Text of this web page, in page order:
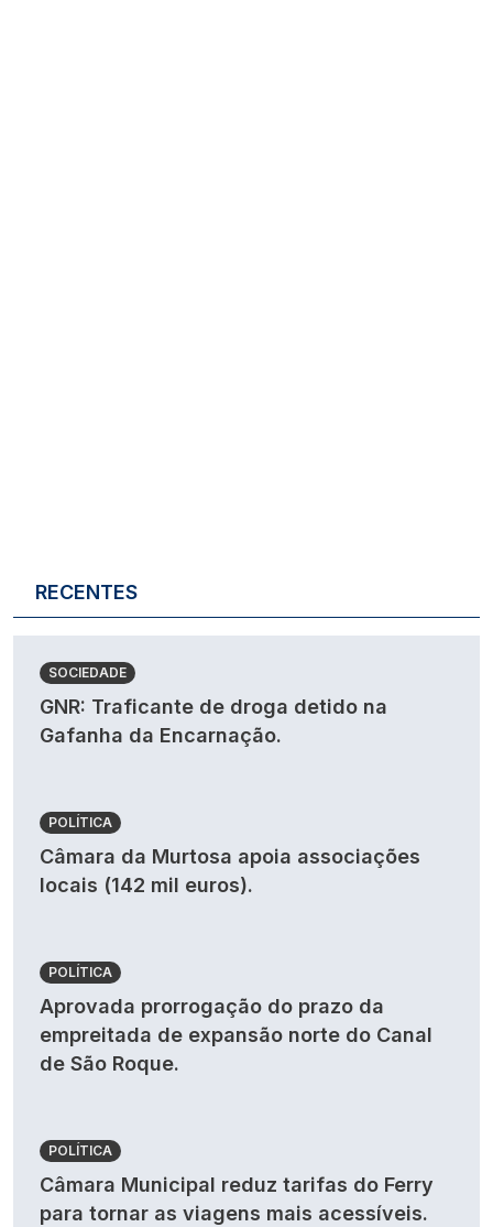
RECENTES
SOCIEDADE
GNR: Traficante de droga detido na
Gafanha da Encarnação.
POLÍTICA
Câmara da Murtosa apoia associações
locais (142 mil euros).
POLÍTICA
Aprovada prorrogação do prazo da
empreitada de expansão norte do Canal
de São Roque.
POLÍTICA
Câmara Municipal reduz tarifas do Ferry
para tornar as viagens mais acessíveis.